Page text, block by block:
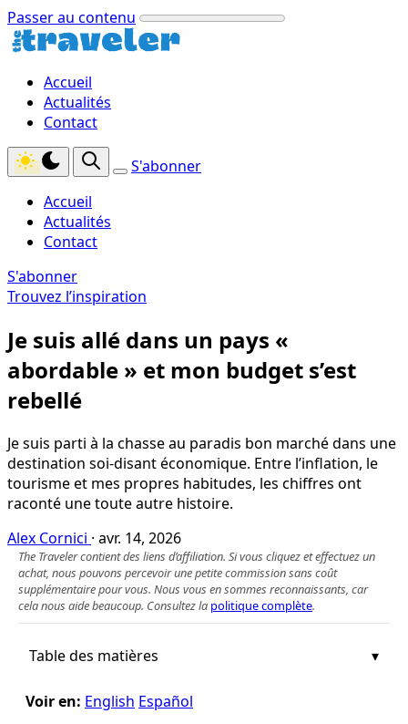
Passer au contenu
Accueil
Actualités
Contact
S'abonner
Accueil
Actualités
Contact
S'abonner
Trouvez l’inspiration
Je suis allé dans un pays «
abordable » et mon budget s’est
rebellé
Je suis parti à la chasse au paradis bon marché dans une
destination soi-disant économique. Entre l’inflation, le
tourisme et mes propres habitudes, les chiffres ont
raconté une toute autre histoire.
Alex Cornici · avr. 14, 2026
The Traveler contient des liens d’affiliation. Si vous cliquez et effectuez un
achat, nous pouvons percevoir une petite commission sans coût
supplémentaire pour vous. Nous vous en sommes reconnaissants, car
cela nous aide beaucoup. Consultez la politique complète.
Table des matières
Voir en: English Español